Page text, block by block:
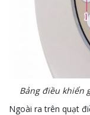
Bảng điều khiển
Ngoài ra trên quạt